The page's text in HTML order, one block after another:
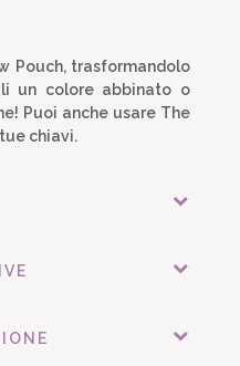
Pouch, trasformandolo
un colore abbinato o
Puoi anche usare The
chiavi.